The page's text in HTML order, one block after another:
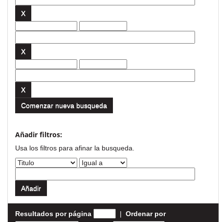
Comenzar nueva busqueda
Añadir filtros:
Usa los filtros para afinar la busqueda.
Resultados por página | Ordenar por